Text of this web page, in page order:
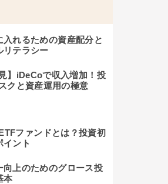
れるための資産配分と
リテラシー
見】iDeCoで収入増加！投
クと資産運用の極意
ファンドとは？投資初
イント
向上のためのグロース投
本